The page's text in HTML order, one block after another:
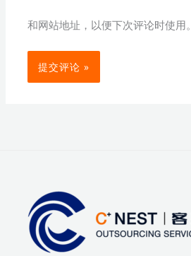
和网站地址，以便下次评论时使用。